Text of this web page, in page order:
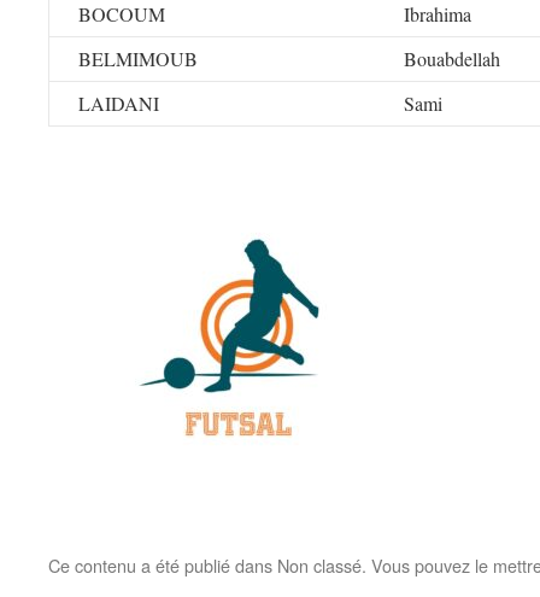
BOCOUM
Ibrahima
BELMIMOUB
Bouabdellah
LAIDANI
Sami
Ce contenu a été publié dans Non classé. Vous pouvez le